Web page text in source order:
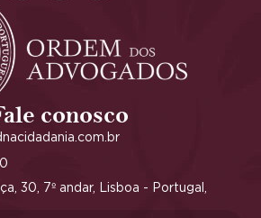
conosco
30, 7º andar, Lisboa - Portugal,